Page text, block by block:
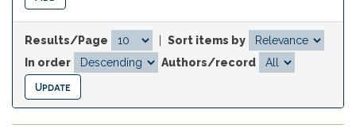
Results/Page
Sort items by
In order
Authors/record